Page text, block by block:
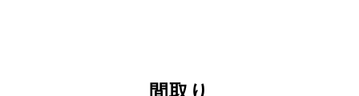
間取り